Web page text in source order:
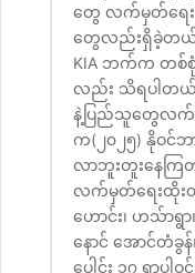
တွေ လက်မှတ်ရေး
တွေလည်းရှိခဲ့တယ်လို့
KIA ဘက်က တစ်
လည်း သိရပါတယ်။
နဲ့ပြည်သူတွေလက်
က(၂၀၂၅) နိုဝင်ဘ
လာဘူးတူးနေကြ
လက်မှတ်ရေးထိုးတိုင်
ဟောင်း၊ ဟသ်ာရွာ
နောင် အောင်တံခွ
ပေါင်း ၁၇ ရွာပါ